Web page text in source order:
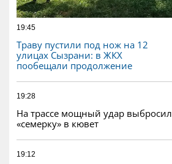
19:45
Траву пустили под нож на 12
улицах Сызрани: в ЖКХ
пообещали продолжение
19:28
На трассе мощный удар выбросил
«семерку» в кювет
19:12